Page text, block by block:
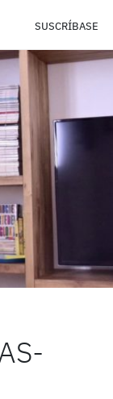
SUSCRÍBASE